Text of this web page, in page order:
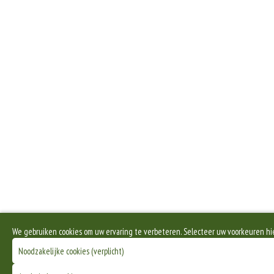
We gebruiken cookies om uw ervaring te verbeteren. Selecteer uw voorkeuren
Noodzakelijke cookies (verplicht)